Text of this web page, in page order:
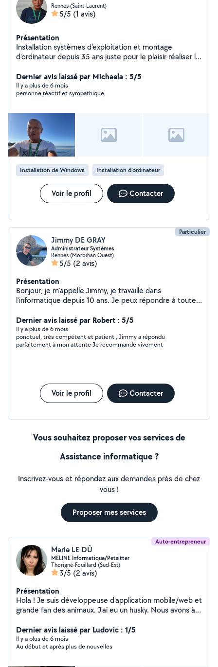
Rennes (Saint-Laurent)
5/5 (1 avis)
Présentation
Installation systèmes d'exploitation et montage
d'ordinateur depuis 35 ans juste pour le plaisir réaliser le
Dernier avis laissé par Michaela : 5/5
Il y a plus de 6 mois
personne réactif et sympathique
Installation de Windows Installation d'ordinateur
Voir le profil Contacter
Particulier
Jimmy DE GRAY
Administrateur Systèmes
Rennes (Morbihan Ouest)
5/5 (2 avis)
Présentation
Bonjour, je m'appelle Jimmy, je travaille dans
l'informatique depuis 10 ans. Je peux répondre à toutes
contacter :)
Dernier avis laissé par Robert : 5/5
Il y a plus de 6 mois
ponctuel, très compétent et patient , Jimmy a répondu
parfaitement à mon attente Je recommande vivement
Voir le profil Contacter
Vous souhaitez proposer vos services de
Assistance informatique ?
Inscrivez-vous et répondez aux demandes près de chez
vous !
Proposer mes services
Auto-entrepreneur
Marie LE DÛ
MELINE Informatique/Petsitter
Thorigné-Fouillard (Sud-Est)
3/5 (2 avis)
Présentation
Hola ! Je suis développeuse d'application mobile/web et
grande fan des animaux. J'ai eu un husky. Nous avons à
Américain. Je peux m'occuper de vos animaux (canin,
félin, rongeurs) ainsi que de vos besoins en informatique
Dernier avis laissé par Ludovic : 1/5
Il y a plus de 6 mois
Au début et après plus de nouvelles